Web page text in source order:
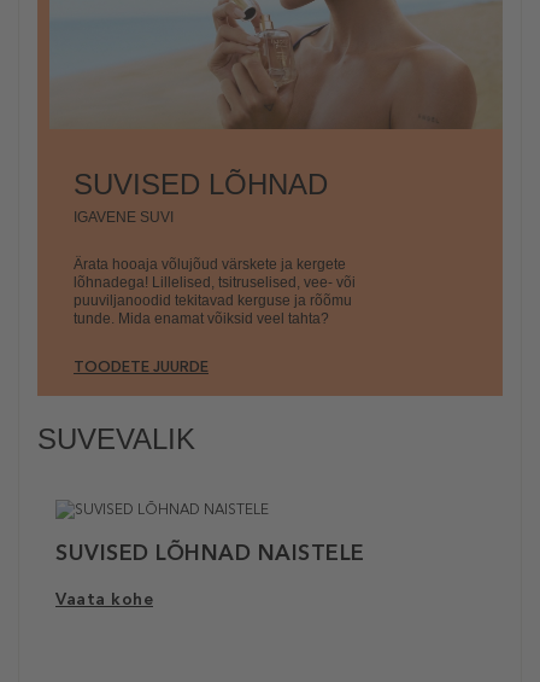
SUVISED LÕHNAD
IGAVENE SUVI
Ärata hooaja võlujõud värskete ja kergete
lõhnadega! Lillelised, tsitruselised, vee- või
puuviljanoodid tekitavad kerguse ja rõõmu
tunde. Mida enamat võiksid veel tahta?
TOODETE JUURDE
SUVEVALIK
SUVISED LÕHNAD NAISTELE
Vaata kohe